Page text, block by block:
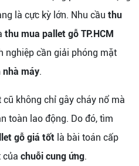
là cực kỳ lớn. Nhu cầu thu
thu mua pallet gỗ TP.HCM
nghiệp cần giải phóng mặt
nhà máy.
không chỉ gây cháy nổ mà
toàn lao động. Do đó, tìm
gỗ giá tốt là bài toán cấp
của chuỗi cung ứng.